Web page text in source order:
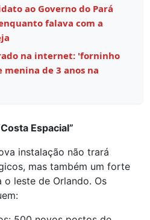
ao Governo do Pará
falava com a
na internet: 'forninho
de 3 anos na
Espacial”
instalação não trará
mas também um forte
leste de Orlando. Os